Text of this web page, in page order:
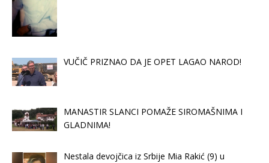
VUČIČ PRIZNAO DA JE OPET LAGAO NAROD!
MANASTIR SLANCI POMAŽE SIROMAŠNIMA I
GLADNIMA!
Nestala devojčica iz Srbije Mia Rakić (9) u